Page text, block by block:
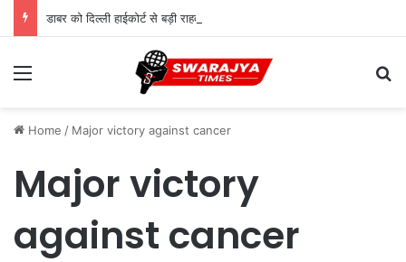
Menu
Home / Major victory against cancer
Major victory
against cancer